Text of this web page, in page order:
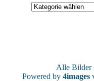
Alle
Powered by 4images